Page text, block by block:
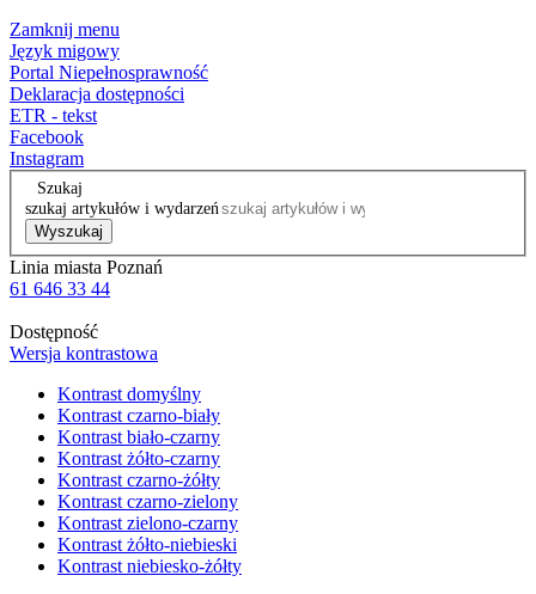
Zamknij menu
Język migowy
Portal Niepełnosprawność
Deklaracja dostępności
ETR - tekst
Facebook
Instagram
Szukaj
szukaj artykułów i wydarzeń
Wyszukaj
Linia miasta Poznań
61 646 33 44
Dostępność
Wersja kontrastowa
Kontrast domyślny
Kontrast czarno-biały
Kontrast biało-czarny
Kontrast żółto-czarny
Kontrast czarno-żółty
Kontrast czarno-zielony
Kontrast zielono-czarny
Kontrast żółto-niebieski
Kontrast niebiesko-żółty